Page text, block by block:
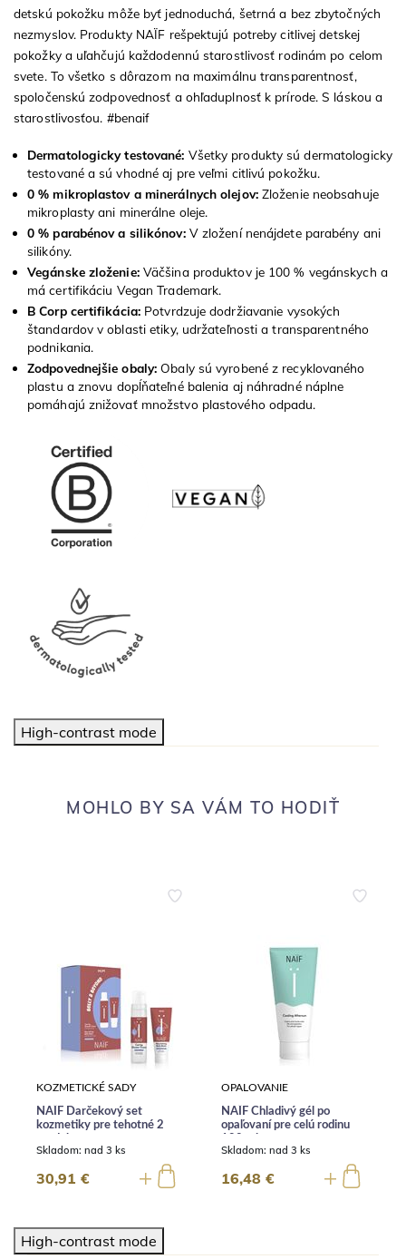
detskú pokožku môže byť jednoduchá, šetrná a bez zbytočných
nezmyslov. Produkty NAÏF rešpektujú potreby citlivej detskej
pokožky a uľahčujú každodennú starostlivosť rodinám po celom
svete. To všetko s dôrazom na maximálnu transparentnosť,
spoločenskú zodpovednosť a ohľaduplnosť k prírode. S láskou a
starostlivosťou. #benaif
Dermatologicky testované: Všetky produkty sú dermatologicky
testované a sú vhodné aj pre veľmi citlivú pokožku.
0 % mikroplastov a minerálnych olejov:Zloženie neobsahuje
mikroplasty ani minerálne oleje.
0 % parabénov a silikónov:V zložení nenájdete parabény ani
silikóny.
Vegánske zloženie:Väčšina produktov je 100 % vegánskych a
má certifikáciu Vegan Trademark.
B Corp certifikácia: Potvrdzuje dodržiavanie vysokých
štandardov v oblasti etiky, udržateľnosti a transparentného
podnikania.
Zodpovednejšie obaly: Obaly sú vyrobené z recyklovaného
plastu a znovu dopĺňateľné balenia aj náhradné náplne
pomáhajú znižovať množstvo plastového odpadu.
High-contrast mode
MOHLO BY SA VÁM TO HODIŤ
KOZMETICKÉ SADY
NAÏF Darčekový set
kozmetiky pre tehotné 2
Skladom: nad 3 ks
30,91 €
OPALOVANIE
NAÏF Chladivý gél po
opaľovaní pre celú rodinu
Skladom: nad 3 ks
16,48 €
High-contrast mode